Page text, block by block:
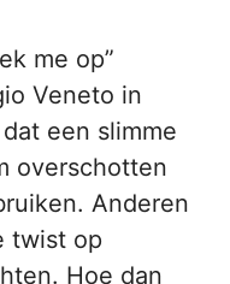
me op”
Veneto in
een slimme
overschotten
Anderen
twist op
Hoe dan